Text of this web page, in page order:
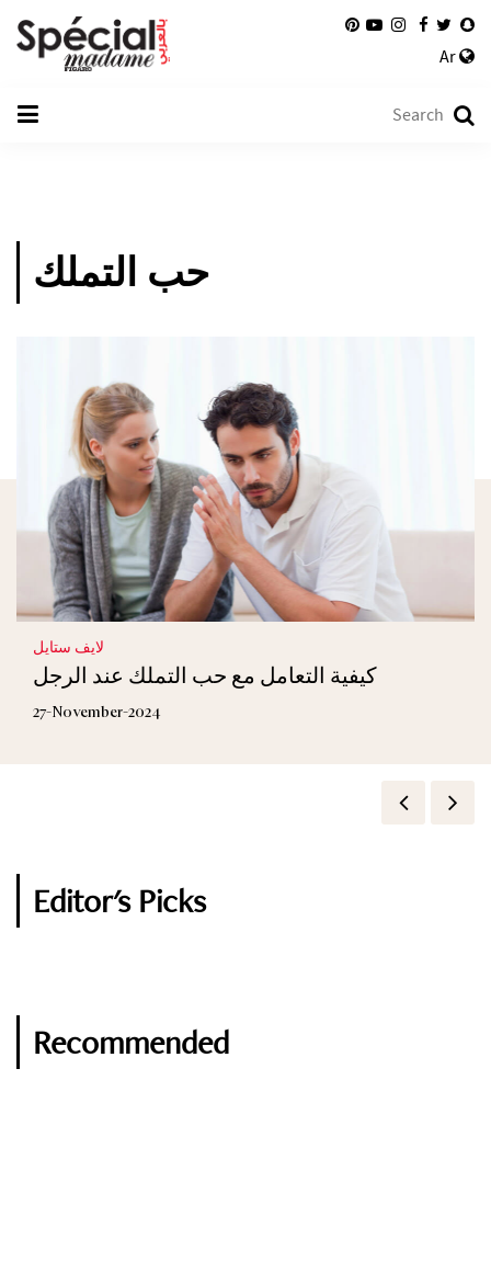
Ar
حب التملك
لايف ستايل
كيفية التعامل مع حب التملك عند الرجل
27-November-2024
Editor's Picks
Recommended